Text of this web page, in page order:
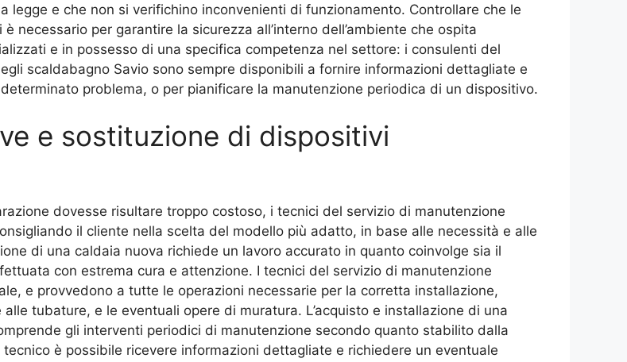
e che non si verifichino inconvenienti di funzionamento. Controllare che le
necessario per garantire la sicurezza all’interno dell’ambiente che ospita
e in possesso di una specifica competenza nel settore: i consulenti del
scaldabagno Savio sono sempre disponibili a fornire informazioni dettagliate e
problema, o per pianificare la manutenzione periodica di un dispositivo.
e sostituzione di dispositivi
dovesse risultare troppo costoso, i tecnici del servizio di manutenzione
il cliente nella scelta del modello più adatto, in base alle necessità e alle
di una caldaia nuova richiede un lavoro accurato in quanto coinvolge sia il
con estrema cura e attenzione. I tecnici del servizio di manutenzione
e provvedono a tutte le operazioni necessarie per la corretta installazione,
tubature, e le eventuali opere di muratura. L’acquisto e installazione di una
gli interventi periodici di manutenzione secondo quanto stabilito dalla
è possibile ricevere informazioni dettagliate e richiedere un eventuale